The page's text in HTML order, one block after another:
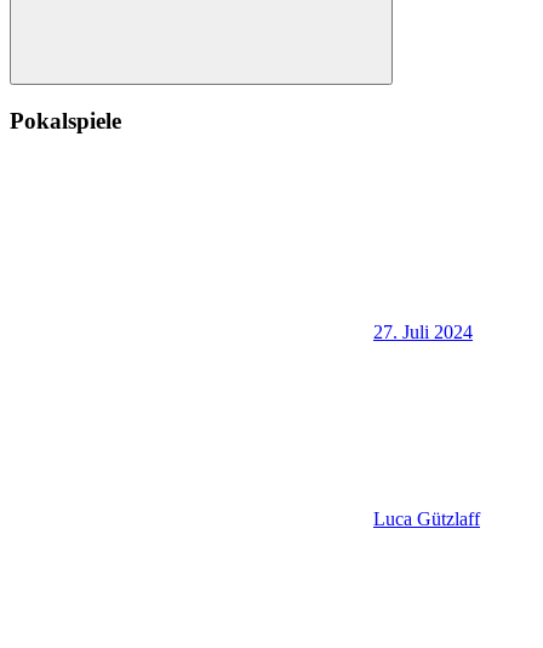
Suchen
Pokalspiele
27. Juli 2024
Luca Gützlaff